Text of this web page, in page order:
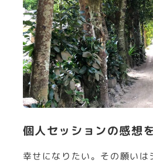
個人セッションの感想
幸せになりたい。その願い